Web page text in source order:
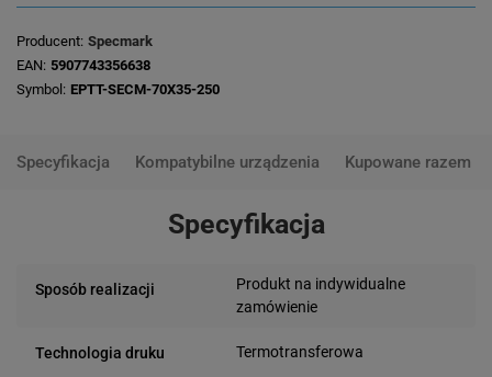
Producent Specmark
EAN 5907743356638
Symbol EPTT-SECM-70X35-250
Specyfikacja Kompatybilne urządzenia Kupowane razem
Specyfikacja
Sposób realizacji
Produkt na indywidualne
zamówienie
Technologia druku Termotransferowa